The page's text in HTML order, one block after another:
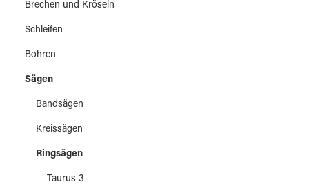
Brechen und Kröseln
Schleifen
Bohren
Sägen
Bandsägen
Kreissägen
Ringsägen
Taurus 3